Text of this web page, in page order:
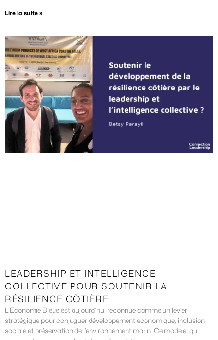
Lire la suite »
LEADERSHIP ET INTELLIGENCE
COLLECTIVE POUR SOUTENIR LA
RÉSILIENCE CÔTIÈRE
L’Economie Bleue est aujourd’hui reconnue comme un levier
stratégique pour conjuguer développement économique, inclusion
sociale et préservation de l’environnement marin. Ce modèle, qui